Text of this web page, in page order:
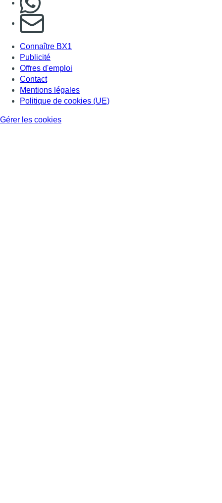
S'abonner à notre newsletter
Connaître BX1
Publicité
Offres d'emploi
Contact
Mentions légales
Politique de cookies (UE)
Gérer les cookies